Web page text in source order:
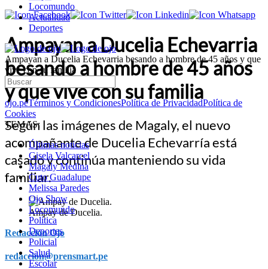
Locomundo
Actualidad
Deportes
Ampayan a Ducelia Echevarria besando a hombre de 45 años y que
vive con su familia
ojo.peTérminos y CondicionesPolítica de PrivacidadPolítica de
Cookies
TEMAS:
Últimas noticias
Gisela Valcarcel
Magaly Medina
Cuto Guadalupe
Melissa Paredes
Ojo Show
Locomundo
Política
Deportes
Policial
Salud
Escolar
Ampayan a Ducelia Echevarria
besando a hombre de 45 años
y que vive con su familia
Según las imágenes de Magaly, el nuevo
acompañante de Ducelia Echevarría está
casado y continúa manteniendo su vida
familiar.
Ampay de Ducelia.
Redacción Ojo
redaccion@prensmart.pe